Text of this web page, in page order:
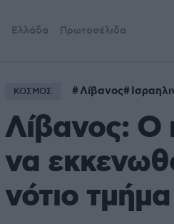
Ελλάδα Πρωτοσέλιδα
ΚΟΣΜΟΣ Λίβανος
Λίβανος: Ο
να
νότιο